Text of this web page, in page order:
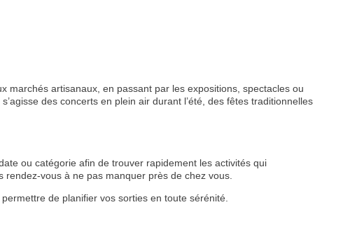
marchés artisanaux, en passant par les expositions, spectacles ou
des concerts en plein air durant l’été, des fêtes traditionnelles
ou catégorie afin de trouver rapidement les activités qui
vous à ne pas manquer près de chez vous.
de planifier vos sorties en toute sérénité.